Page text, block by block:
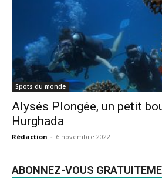
Spots du monde
Alysés Plongée, un petit
Hurghada
Rédaction - 6 novembre 2022
ABONNEZ-VOUS